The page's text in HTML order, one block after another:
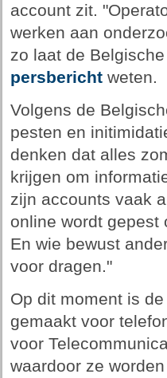
account zit.
werken aan
zo laat de
persberichtweten.
Volgens de
pesten en
denken dat alles
krijgen om
zijn accounts vaak
online wordt
En wie bewust
voor dragen."
Op dit moment is
gemaakt voor
voor
waardoor ze